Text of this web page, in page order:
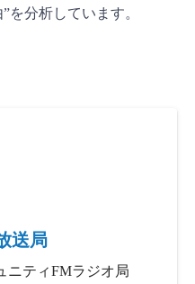
を分析しています。
送局
ニティFMラジオ局